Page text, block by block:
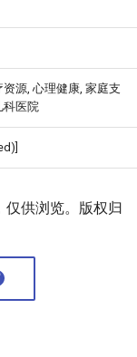
源, 心理健康, 家庭支
科医院
仅供浏览。版权归